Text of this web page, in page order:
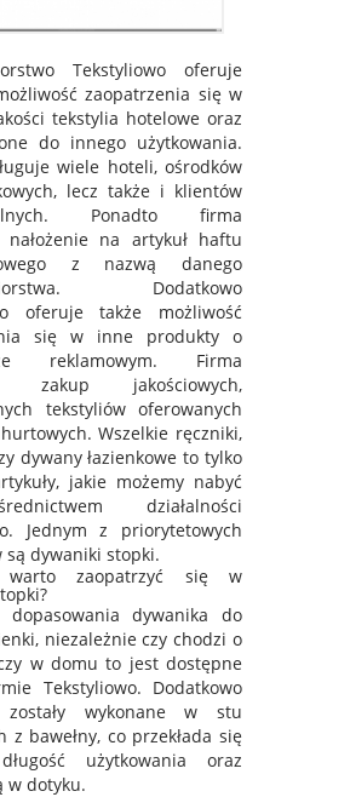
Tekstyliowo oferuje
zaopatrzenia się w
tekstylia hotelowe oraz
do innego użytkowania.
wiele hoteli, ośrodków
lecz także i klientów
Ponadto firma
nałożenie na artykuł haftu
z nazwą danego
Dodatkowo
oferuje także możliwość
się w inne produkty o
reklamowym. Firma
zakup jakościowych,
tekstyliów oferowanych
Wszelkie ręczniki,
dywany łazienkowe to tylko
jakie możemy nabyć
działalności
Jednym z priorytetowych
są dywaniki stopki.
warto zaopatrzyć się w
dopasowania dywanika do
niezależnie czy chodzi o
w domu to jest dostępne
Tekstyliowo. Dodatkowo
zostały wykonane w stu
z bawełny, co przekłada się
użytkowania oraz
w dotyku.